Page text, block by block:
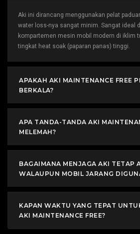
Aki ini dirancang menggunakan pelat
water loss-nya sangat minim. Sangat ideal
kompartemen mesin mobil modern di iklim
tingkat heat soak (paparan panas) tinggi.
APAKAH AKI MAINTENANCE FREE
BERKALA?
APA TANDA-TANDA AKI
MELEMAH?
BAGAIMANA MENJAGA AKI TETAP
WALAUPUN MOBIL JARANG
KAPAN WAKTU YANG TEPAT
AKI MAINTENANCE FREE?